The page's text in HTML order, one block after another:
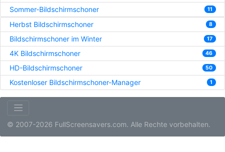
Sommer-Bildschirmschoner 11
Herbst Bildschirmschoner 8
Bildschirmschoner im Winter 17
4K Bildschirmschoner 46
HD-Bildschirmschoner 50
Kostenloser Bildschirmschoner-Manager 1
© 2007-2026 FullScreensavers.com. Alle Rechte vorbehalten.